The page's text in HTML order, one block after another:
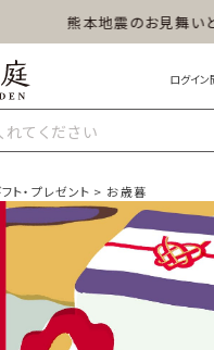
熊本地震のお見舞いとお荷
茶の庭オンラインショップ
特上高級茶 深蒸し茶
雑貨 業務用
ト・プレゼント お歳暮